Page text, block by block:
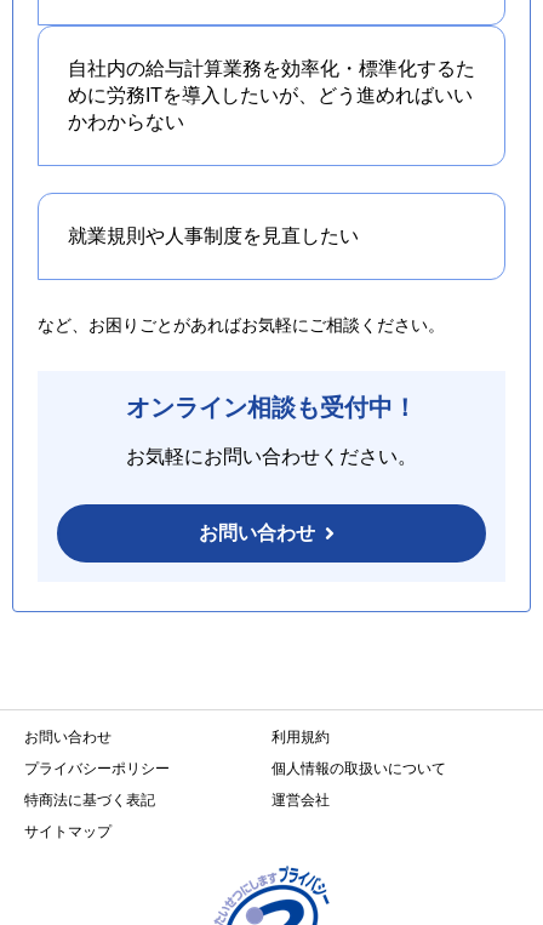
自社内の給与計算業務を効率化・標準化するた
めに労務ITを導入したいが、どう進めればいい
かわからない
就業規則や人事制度を 見直したい
など、お困りごとがあればお気軽にご相談ください。
オンライン相談も受付中！
お気軽にお問い合わせください。
お問い合わせ
お問い合わせ
利用規約
プライバシーポリシー
個人情報の取扱いについて
特商法に基づく表記
運営会社
サイトマップ